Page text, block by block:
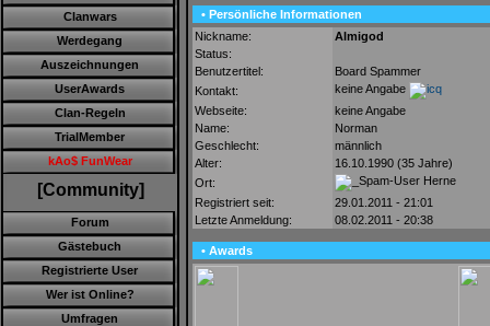
Clanwars
Werdegang
Auszeichnungen
UserAwards
Clan-Regeln
TrialMember
kAo$ FunWear
[Community]
Forum
Gästebuch
Registrierte User
Wer ist Online?
Umfragen
• Persönliche Informationen
Nickname:
Almigod
Status:
Benutzertitel:
Board Spammer
Kontakt:
keine Angabe
Webseite:
keine Angabe
Name:
Norman
Geschlecht:
männlich
Alter:
16.10.1990 (35 Jahre)
Ort:
Herne
Registriert seit:
29.01.2011 - 21:01
Letzte Anmeldung:
08.02.2011 - 20:38
• Awards